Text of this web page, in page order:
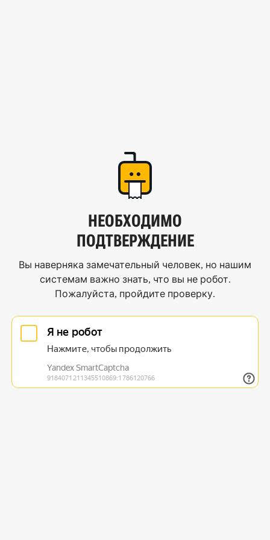
НЕОБХОДИМО
ПОДТВЕРЖДЕНИЕ
Вы наверняка замечательный человек, но нашим
системам важно знать, что вы не робот.
Пожалуйста, пройдите проверку.